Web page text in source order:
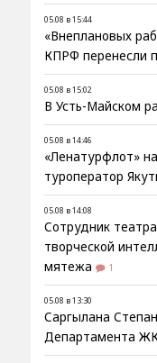
05.08 в 15:44
«Внеплановых
КПРФ перенесли
05.08 в 15:02
В Усть-Майском
05.08 в 14:46
«Ленатурфлот»
туроператор
05.08 в 14:08
Сотрудник
творческой
мятежа
1
05.08 в 13:30
Саргылана
Департамента